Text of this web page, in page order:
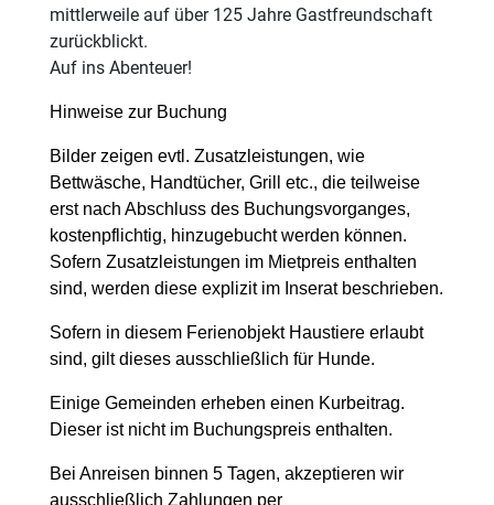
mittlerweile auf über 125 Jahre Gastfreundschaft
zurückblickt.
Auf ins Abenteuer!
Hinweise zur Buchung
Bilder zeigen evtl. Zusatzleistungen, wie
Bettwäsche, Handtücher, Grill etc., die teilweise
erst nach Abschluss des Buchungsvorganges,
kostenpflichtig, hinzugebucht werden können.
Sofern Zusatzleistungen im Mietpreis enthalten
sind, werden diese explizit im Inserat beschrieben.
Sofern in diesem Ferienobjekt Haustiere erlaubt
sind, gilt dieses ausschließlich für Hunde.
Einige Gemeinden erheben einen Kurbeitrag.
Dieser ist nicht im Buchungspreis enthalten.
Bei Anreisen binnen 5 Tagen, akzeptieren wir
ausschließlich Zahlungen per